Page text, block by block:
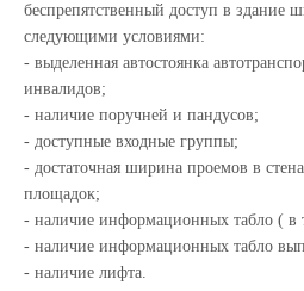
беспрепятственный доступ в здание
следующими условиями:
- выделенная автостоянка
инвалидов;
- наличие поручней и пандусов;
- доступные входные группы;
- достаточная ширина проемов в
площадок;
- наличие информационных табло ( в
- наличие информационных табло
- наличие лифта.